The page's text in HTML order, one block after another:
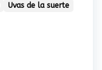
Uvas de la suerte